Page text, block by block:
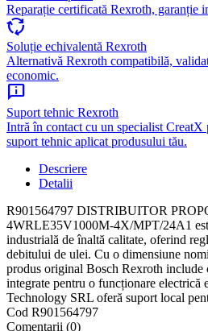
Reparație certificată Rexroth, garanție
cycle
Soluție echivalentă Rexroth
Alternativă Rexroth compatibilă,
economic.
chat_info
Suport tehnic Rexroth
Intră în contact cu un specialist CreatX
suport tehnic aplicat produsului tău.
Descriere
Detalii
R901564797 DISTRIBUITOR
4WRLE35V1000M-4X/MPT/24A1
industrială de înaltă calitate, oferind
debitului de ulei. Cu o dimensiune
produs original Bosch Rexroth include
integrate pentru o funcționare
Technology SRL oferă suport local
Cod R901564797
Comentarii (0)